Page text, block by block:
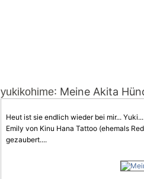
yukikohime: Meine Akita
Heut ist sie endlich wieder bei mir... Yuki...
Emily von Kinu Hana Tattoo (ehemals
gezaubert....